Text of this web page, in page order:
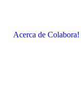
Acerca de Colabora!